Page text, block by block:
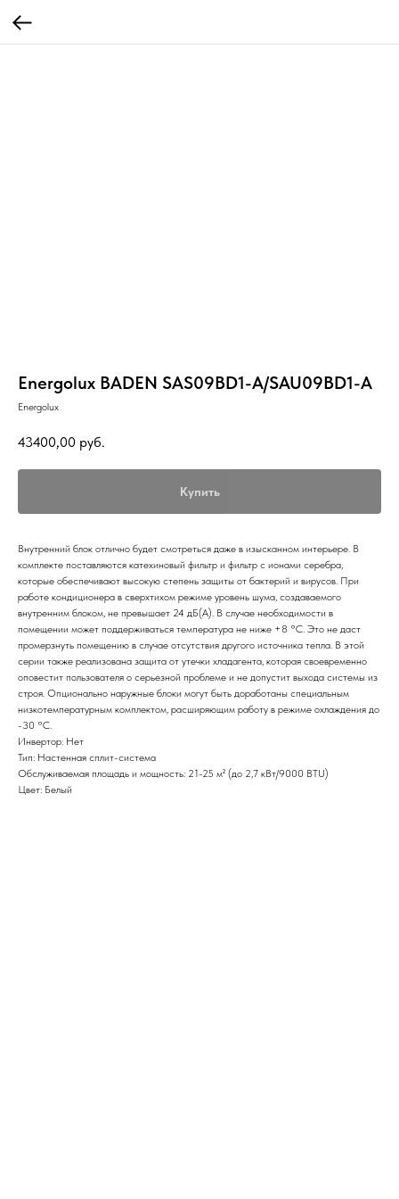
Energolux BADEN SAS09BD1-A/SAU09BD1-A
Energolux
43400,00 руб.
Купить
Внутренний блок отлично будет смотреться даже в изысканном интерьере. В
комплекте поставляются катехиновый фильтр и фильтр с ионами серебра,
которые обеспечивают высокую степень защиты от бактерий и вирусов. При
работе кондиционера в сверхтихом режиме уровень шума, создаваемого
внутренним блоком, не превышает 24 дБ(А). В случае необходимости в
помещении может поддерживаться температура не ниже +8 °С. Это не даст
промерзнуть помещению в случае отсутствия другого источника тепла. В этой
серии также реализована защита от утечки хладагента, которая своевременно
оповестит пользователя о серьезной проблеме и не допустит выхода системы из
строя. Опционально наружные блоки могут быть доработаны специальным
низкотемпературным комплектом, расширяющим работу в режиме охлаждения до
-30 °С.
Инвертор: Нет
Тип: Настенная сплит-система
Обслуживаемая площадь и мощность: 21-25 м² (до 2,7 кВт/9000 BTU)
Цвет: Белый